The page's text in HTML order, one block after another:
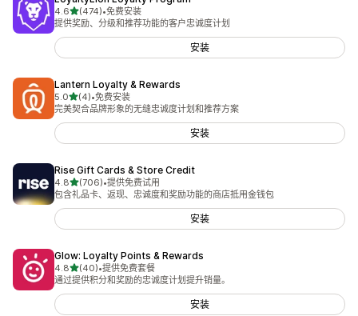
4.6星（满分 5 星）
(474)
总共 474 条评论
•免费安装
提供奖励、分级和推荐功能的客户忠诚度计划
安装
Lantern Loyalty & Rewards
5.0星（满分 5 星）
(4)
总共 4 条评论
•免费安装
完美契合品牌形象的无缝忠诚度计划和推荐方案
安装
Rise Gift Cards & Store Credit
4.8星（满分 5 星）
(706)
总共 706 条评论
•提供免费试用
包含礼品卡、返现、忠诚度和奖励功能的商店抵用金钱包
安装
Glow: Loyalty Points & Rewards
4.8星（满分 5 星）
(40)
总共 40 条评论
•提供免费套餐
通过提供积分和奖励的忠诚度计划提升销量。
安装